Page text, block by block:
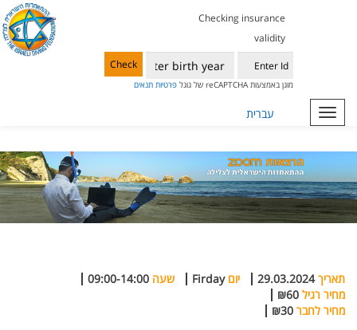
Checking insurance
validity
Check
מוגן באמצעות reCAPTCHA של גוגל פרטיות תנאים
Toggle
navigation
עברית
תאריך29.03.2024 יוםFirday שעה 09:00-14:00
מחיר רגיל ₪60
מחיר לחבר ₪30